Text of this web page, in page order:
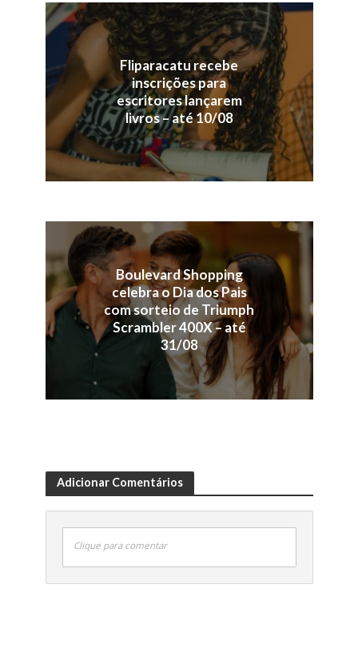
Fliparacatu recebe
inscrições para
escritores lançarem
livros – até 10/08
Boulevard Shopping
celebra o Dia dos Pais
com sorteio de Triumph
Scrambler 400X – até
31/08
Adicionar Comentários
Clique para comentar